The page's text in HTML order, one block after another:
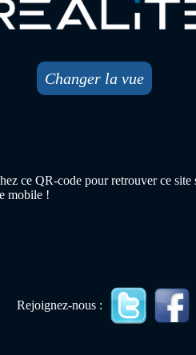
Changer la vue
ce QR-code pour retrouver ce site
mobile !
Rejoignez-nous :